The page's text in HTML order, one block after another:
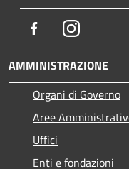
FacebookInstagram
AMMINISTRAZIONE
Organi di Governo
Aree
Uffici
Enti e fondazioni